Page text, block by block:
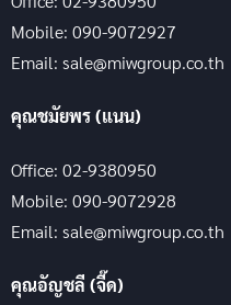
Mobile: 090-9072927
Email: sale@miwgroup.co.th
คุณชมัยพร (แนน)
Office: 02-9380950
Mobile: 090-9072928
Email: sale@miwgroup.co.th
คุณอัญชลี (จี๊ด)